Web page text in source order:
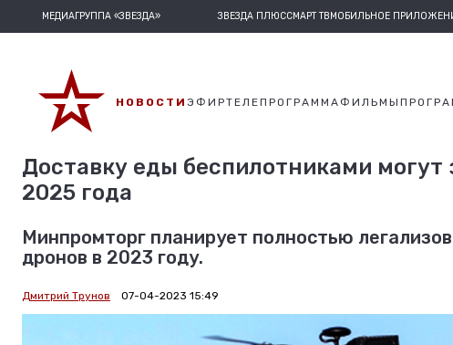
МЕДИАГРУППА «ЗВЕЗДА» ЗВЕЗДА ПЛЮССМАРТ ТВМОБИЛЬНОЕ
НОВОСТИ ЭФИРТЕЛЕПРОГРАММАФИЛЬМЫ
Доставку еды беспилотниками могут
2025 года
Минпромторг планирует полностью
дронов в 2023 году.
Дмитрий Трунов 07-04-2023 15:49